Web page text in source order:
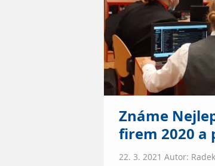
Známe
firem 2020
22. 3. 2021 Autor: